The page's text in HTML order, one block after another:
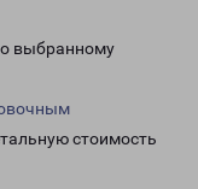
выбранному
стоимость